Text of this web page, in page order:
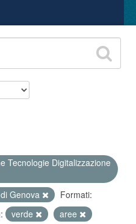
Tecnologie Digitalizzazione
Genova
Formati:
verde
aree